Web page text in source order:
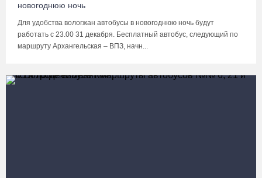
новогоднюю ночь
Для удобства вологжан автобусы в новогоднюю ночь будут
работать с 23.00 31 декабря. Бесплатный автобус, следующий по
маршруту Архангельская – ВПЗ, начн...